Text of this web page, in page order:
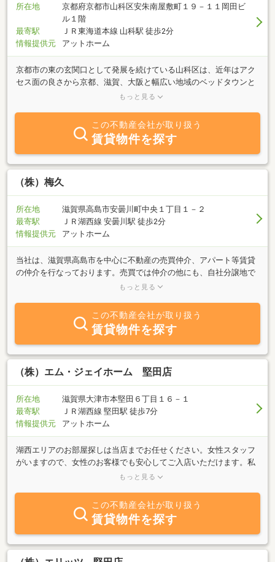
所在地
京都府京都市山科区安朱南屋敷町１９－１１岡田ビ
ル１階
最寄駅
ＪＲ東海道本線 山科駅 徒歩2分
情報提供元
アットホーム
京都市の東の玄関口として発展を続けている山科区は、近年はアク
セス面の良さから京都、滋賀、大阪と幅広い地域のベッドタウンと
して注目されています。JR、地下鉄、京阪と3つの沿線が利用でき
科区のお部屋探しは、アパマンショップ山科店にぜひお任せくださ
い！スタッフ一同、お待ちしております！
もっと見る
この不動産会社が取り扱う
賃貸物件を探す
（株）梅久
所在地
滋賀県高島市安曇川町中央１丁目１－２
最寄駅
ＪＲ湖西線 安曇川駅 徒歩2分
情報提供元
アットホーム
当社は、滋賀県高島市を中心に不動産の売買仲介、アパート等賃貸
の仲介を行なっております。売買では仲介の他にも、自社分譲地で
ご新築も請け賜ります。また、ご要望に応じたリフォーム工事もプ
す。賃貸につきましては、女性のお客様にも気軽にやさしく対応す
べく、経験豊富な女性スタッフが対応いたします。店内には市内の
空き物件のわかる冊子を用意してお急ぎのお客様にもお持ち帰りい
ただき、ゆっくりご検討いただけるように努めております。アクセ
スもＪＲ安曇川駅より西へ約５０ｍです。高島市内で不動産・お部
屋を探されるなら又、ご売却をご検討なら是非一度お立ち寄り下さ
もっと見る
この不動産会社が取り扱う
賃貸物件を探す
（株）エム・ジェイホーム 堅田店
所在地
滋賀県大津市本堅田６丁目１６－１
最寄駅
ＪＲ湖西線 堅田駅 徒歩7分
情報提供元
アットホーム
湖西エリアのお部屋探しは当店までお任せください。女性スタッフ
がいますので、女性のお客様でも安心してご入店いただけます。私
たちのモットーは、様々なお客様のニーズにお応えすべく、日々の
良かった」とお客様からのお声がいただけるように頑張ってまいり
ます。当店では、ご家族、社会人、学生など家族構成に合わせた豊
富な物件を多数取り揃えております。
もっと見る
この不動産会社が取り扱う
賃貸物件を探す